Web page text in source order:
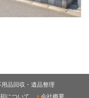
用品回収・遺品整理
について 会社概要